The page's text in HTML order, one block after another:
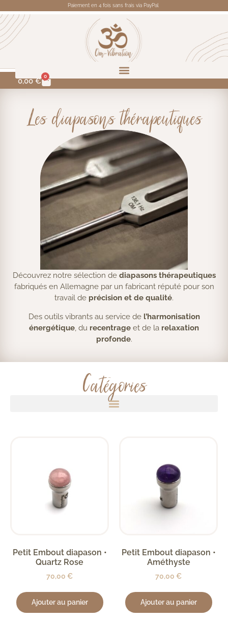
Paiement en 4 fois sans frais via PayPal
0,00€ 0
Les diapasons thérapeutiques
Découvrez notre sélection de diapasons thérapeutiques
fabriqués en Allemagne par un fabricant réputé pour son
travail de précision et de qualité.
Des outils vibrants au service de l’harmonisation
énergétique, du recentrage et de la relaxation
profonde.
Catégories
Petit Embout diapason •
Quartz Rose
70,00 €
Ajouter au panier
Petit Embout diapason •
Améthyste
70,00 €
Ajouter au panier